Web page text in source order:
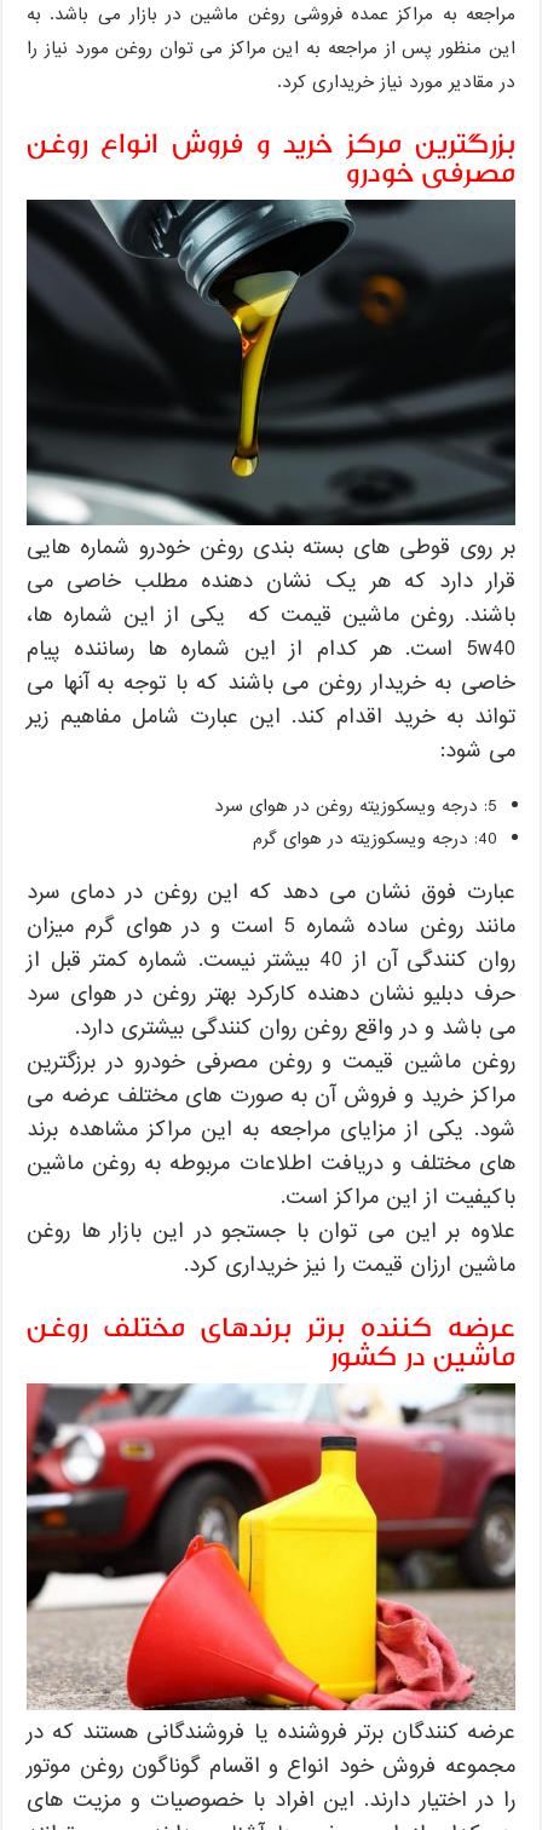
مراجعه به مراکز عمده فروشی روغن ماشین در بازار می باشد. به
این منظور پس از مراجعه به این مراکز می توان روغن مورد نیاز را
در مقادیر مورد نیاز خریداری کرد.
بزرگترین مرکز خرید و فروش انواع روغن
مصرفی خودرو
بر روی قوطی های بسته بندی روغن خودرو شماره هایی
قرار دارد که هر یک نشان دهنده مطلب خاصی می
باشند. روغن ماشین قیمت که یکی از این شماره ها،
5w40 است. هر کدام از این شماره ها رساننده پیام
خاصی به خریدار روغن می باشند که با توجه به آنها می
تواند به خرید اقدام کند. این عبارت شامل مفاهیم زیر
می شود:
5: درجه ویسکوزیته روغن در هوای سرد
40: درجه ویسکوزیته در هوای گرم
عبارت فوق نشان می دهد که این روغن در دمای سرد
مانند روغن ساده شماره 5 است و در هوای گرم میزان
روان کنندگی آن از 40 بیشتر نیست. شماره کمتر قبل از
حرف دبلیو نشان دهنده کارکرد بهتر روغن در هوای سرد
می باشد و در واقع روغن روان کنندگی بیشتری دارد.
روغن ماشین قیمت و روغن مصرفی خودرو در برزگترین
مراکز خرید و فروش آن به صورت های مختلف عرضه می
شود. یکی از مزایای مراجعه به این مراکز مشاهده برند
های مختلف و دریافت اطلاعات مربوطه به روغن ماشین
باکیفیت از این مراکز است.
علاوه بر این می توان با جستجو در این بازار ها روغن
ماشین ارزان قیمت را نیز خریداری کرد.
عرضه کننده برتر برندهای مختلف روغن
ماشین در کشور
عرضه کنندگان برتر فروشنده یا فروشندگانی هستند که در
مجموعه فروش خود انواع و اقسام گوناگون روغن موتور
را در اختیار دارند. این افراد با خصوصیات و مزیت های